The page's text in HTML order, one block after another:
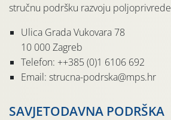
stručnu podršku razvoju poljoprivrede
Ulica Grada Vukovara 78
10 000 Zagreb
Telefon: ++385 (0)1 6106 692
Email: strucna-podrska@mps.hr
SAVJETODAVNA PODRŠKA